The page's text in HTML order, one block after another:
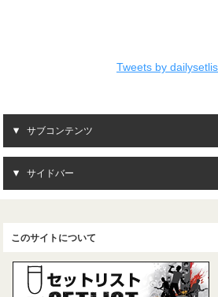
Tweets by
サブコンテンツ
サイドバー
このサイトについて